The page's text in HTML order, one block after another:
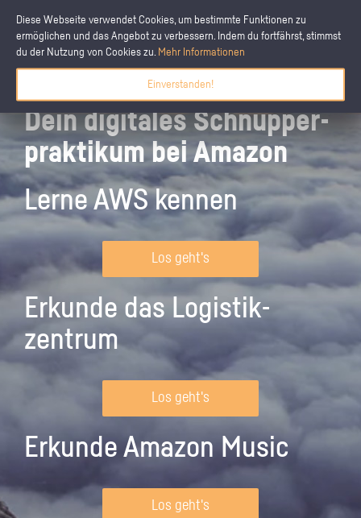
Diese Webseite verwendet Cookies, um bestimmte Funktionen zu
ermöglichen und das Angebot zu verbessern. Indem du fortfährst, stimmst
du der Nutzung von Cookies zu. Mehr Informationen
Einverstanden!
Dein digitales Schnupper­
praktikum bei Amazon
Lerne AWS kennen
Los geht's
Erkunde das Logistik­
zentrum
Los geht's
Erkunde Amazon Music
Los geht's